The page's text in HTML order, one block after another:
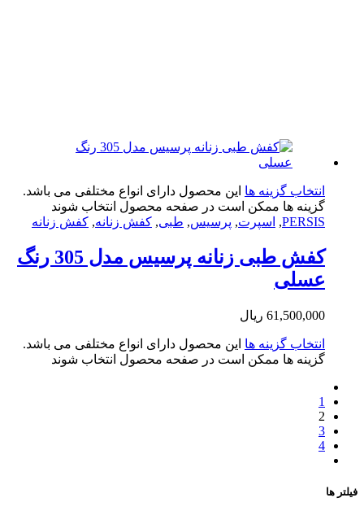
گزینه ها این محصول دارای انواع مختلفی می باشد.
ها ممکن است در صفحه محصول انتخاب شوند
اسپرت,پرسیس, طبی,کفش زنانه,کفش زنانه
کفش طبی زنانه پرسیس مدل 305 رنگ
ریال
گزینه ها این محصول دارای انواع مختلفی می باشد.
ها ممکن است در صفحه محصول انتخاب شوند